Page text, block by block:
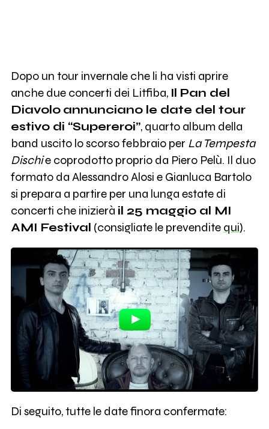
Dopo un tour invernale che li ha visti aprire
anche due concerti dei Litfiba, Il Pan del
Diavolo annunciano le date del tour
estivo di “Supereroi”, quarto album della
band uscito lo scorso febbraio per La Tempesta
Dischie coprodotto proprio da Piero Pelù. Il duo
formato da Alessandro Alosi e Gianluca Bartolo
si prepara a partire per una lunga estate di
concerti che inizierà il 25 maggio al MI
AMI Festival (consigliate le prevendite qui).
Di seguito, tutte le date finora confermate: